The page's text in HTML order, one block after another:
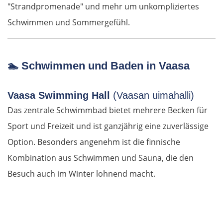
"Strandpromenade" und mehr um unkompliziertes
Schwimmen und Sommergefühl.
🏊 Schwimmen und Baden in Vaasa
Vaasa Swimming Hall (Vaasan uimahalli)
Das zentrale Schwimmbad bietet mehrere Becken für
Sport und Freizeit und ist ganzjährig eine zuverlässige
Option. Besonders angenehm ist die finnische
Kombination aus Schwimmen und Sauna, die den
Besuch auch im Winter lohnend macht.
Marbella
Sevilla
Portugal
Beja